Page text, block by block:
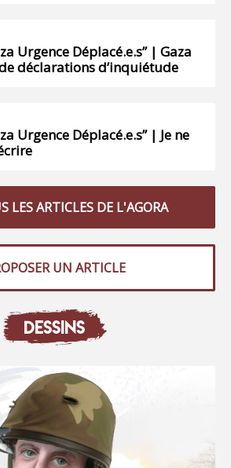
Urgence Déplacé.e.s” | Gaza
déclarations d’inquiétude
Urgence Déplacé.e.s” | Je ne
LES ARTICLES DE L'AGORA
UN ARTICLE
DESSINS